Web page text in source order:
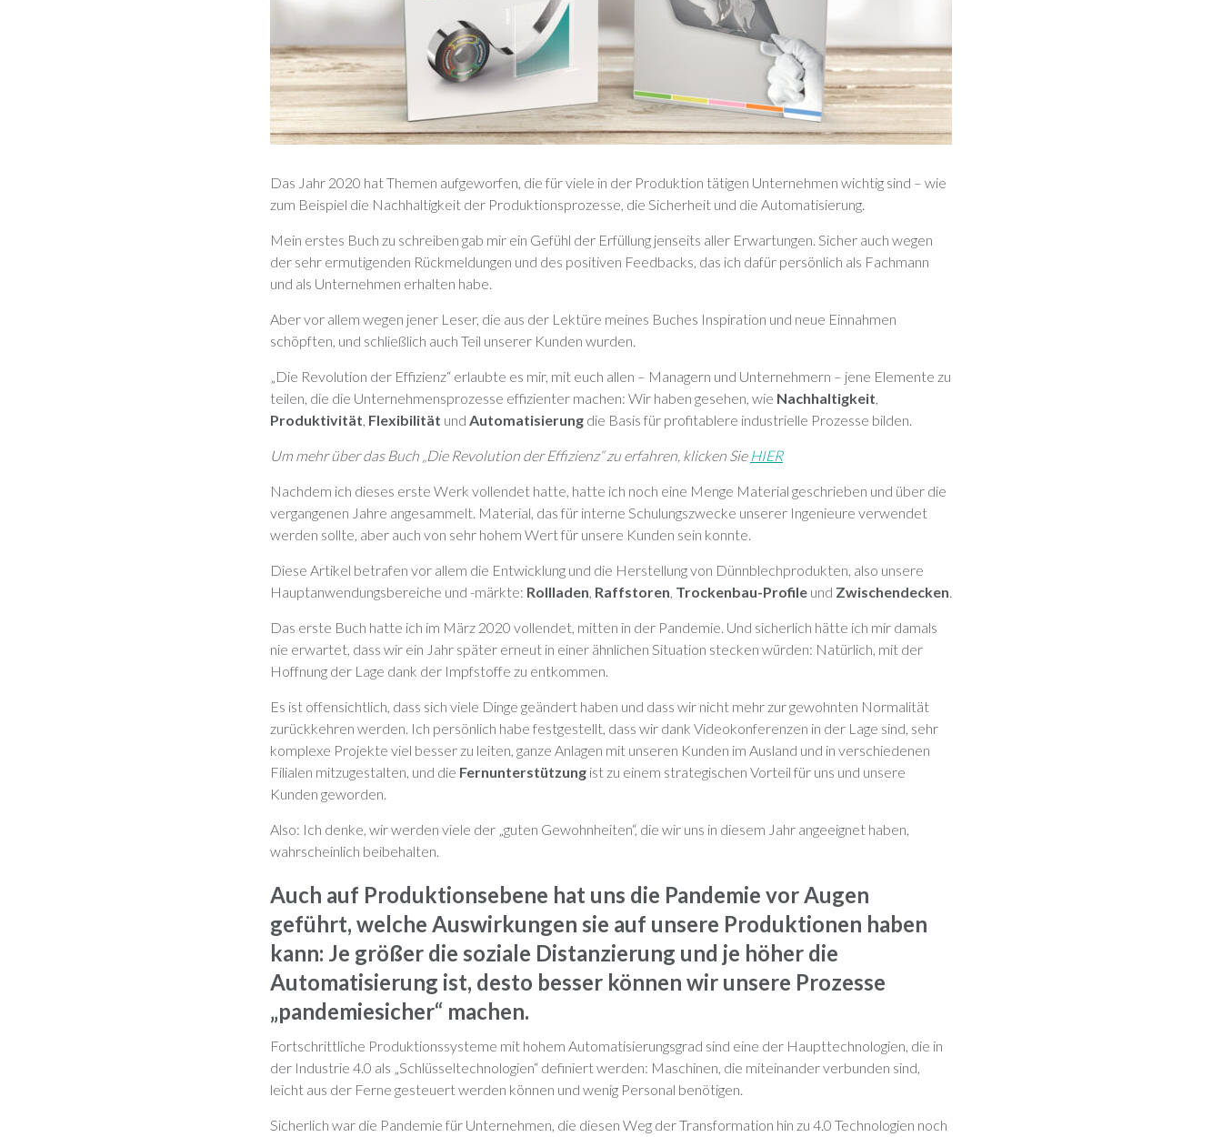
Das Jahr 2020 hat Themen aufgeworfen, die für viele in der Produktion tätigen Unternehmen wichtig sind – wie
zum Beispiel die Nachhaltigkeit der Produktionsprozesse, die Sicherheit und die Automatisierung.
Mein erstes Buch zu schreiben gab mir ein Gefühl der Erfüllung jenseits aller Erwartungen. Sicher auch wegen
der sehr ermutigenden Rückmeldungen und des positiven Feedbacks, das ich dafür persönlich als Fachmann
und als Unternehmen erhalten habe.
Aber vor allem wegen jener Leser, die aus der Lektüre meines Buches Inspiration und neue Einnahmen
schöpften, und schließlich auch Teil unserer Kunden wurden.
„Die Revolution der Effizienz“ erlaubte es mir, mit euch allen – Managern und Unternehmern – jene Elemente zu
teilen, die die Unternehmensprozesse effizienter machen: Wir haben gesehen, wie Nachhaltigkeit,
Produktivität, Flexibilität und Automatisierung die Basis für profitablere industrielle Prozesse bilden.
Um mehr über das Buch „Die Revolution der Effizienz“ zu erfahren, klicken Sie HIER
Nachdem ich dieses erste Werk vollendet hatte, hatte ich noch eine Menge Material geschrieben und über die
vergangenen Jahre angesammelt. Material, das für interne Schulungszwecke unserer Ingenieure verwendet
werden sollte, aber auch von sehr hohem Wert für unsere Kunden sein konnte.
Diese Artikel betrafen vor allem die Entwicklung und die Herstellung von Dünnblechprodukten, also unsere
Hauptanwendungsbereiche und -märkte: Rollladen, Raffstoren, Trockenbau-Profile und Zwischendecken.
Das erste Buch hatte ich im März 2020 vollendet, mitten in der Pandemie. Und sicherlich hätte ich mir damals
nie erwartet, dass wir ein Jahr später erneut in einer ähnlichen Situation stecken würden: Natürlich, mit der
Hoffnung der Lage dank der Impfstoffe zu entkommen.
Es ist offensichtlich, dass sich viele Dinge geändert haben und dass wir nicht mehr zur gewohnten Normalität
zurückkehren werden. Ich persönlich habe festgestellt, dass wir dank Videokonferenzen in der Lage sind, sehr
komplexe Projekte viel besser zu leiten, ganze Anlagen mit unseren Kunden im Ausland und in verschiedenen
Filialen mitzugestalten, und die Fernunterstützung ist zu einem strategischen Vorteil für uns und unsere
Kunden geworden.
Also: Ich denke, wir werden viele der „guten Gewohnheiten“, die wir uns in diesem Jahr angeeignet haben,
wahrscheinlich beibehalten.
Auch auf Produktionsebene hat uns die Pandemie vor Augen
geführt, welche Auswirkungen sie auf unsere Produktionen haben
kann: Je größer die soziale Distanzierung und je höher die
Automatisierung ist, desto besser können wir unsere Prozesse
„pandemiesicher“ machen.
Fortschrittliche Produktionssysteme mit hohem Automatisierungsgrad sind eine der Haupttechnologien, die in
der Industrie 4.0 als „Schlüsseltechnologien“ definiert werden: Maschinen, die miteinander verbunden sind,
leicht aus der Ferne gesteuert werden können und wenig Personal benötigen.
Sicherlich war die Pandemie für Unternehmen, die diesen Weg der Transformation hin zu 4.0 Technologien noch